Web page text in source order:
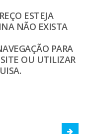
ESTEJA
NÃO EXISTA
PARA
OU UTILIZAR